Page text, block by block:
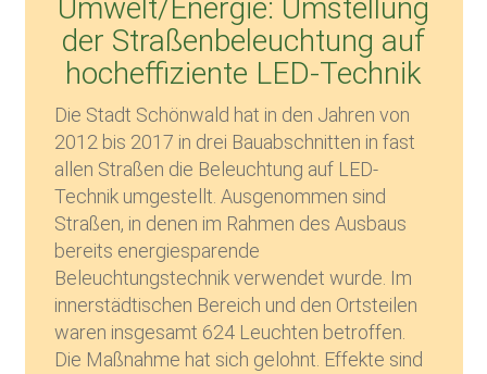
Umwelt/Energie: Umstellung
der Straßenbeleuchtung auf
hocheffiziente LED-Technik
Die Stadt Schönwald hat in den Jahren von
2012 bis 2017 in drei Bauabschnitten in fast
allen Straßen die Beleuchtung auf LED-
Technik umgestellt. Ausgenommen sind
Straßen, in denen im Rahmen des Ausbaus
bereits energiesparende
Beleuchtungstechnik verwendet wurde. Im
innerstädtischen Bereich und den Ortsteilen
waren insgesamt 624 Leuchten betroffen.
Die Maßnahme hat sich gelohnt. Effekte sind